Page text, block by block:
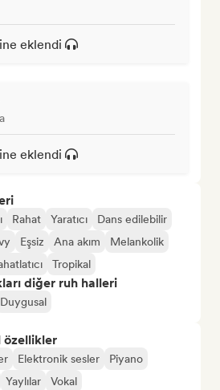
eklendi
eklendi
Rahat Yaratıcı
Dans edilebilir
Eşsiz Ana akım
Melankolik
Tropikal
diğer ruh halleri
Duygusal
özellikler
Elektronik sesler
Piyano
Yaylılar Vokal